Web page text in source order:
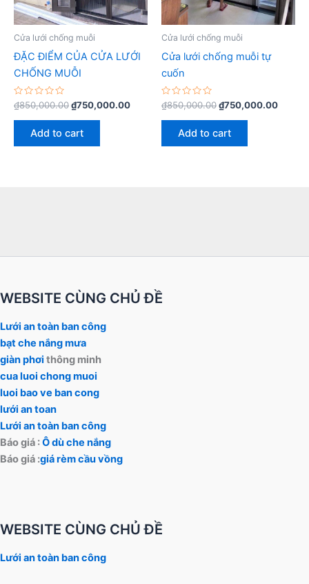
Cửa lưới chống muỗi
ĐẶC ĐIỂM CỦA CỬA LƯỚI
CHỐNG MUỖI
Rated
0
out
₫850,000.00₫750,000.00
Add to cart
Cửa lưới chống muỗi
Cửa lưới chống muỗi tự
cuốn
Rated
0
out
₫850,000.00₫750,000.00
Add to cart
WEBSITE CÙNG CHỦ ĐỀ
Lưới an toàn ban công
bạt che nắng mưa
giàn phơi thông minh
cua luoi chong muoi
luoi bao ve ban cong
lưới an toan
Lưới an toàn ban công
Báo giá :Ô dù che nắng
Báo giá :giá rèm cầu vồng
WEBSITE CÙNG CHỦ ĐỀ
Lưới an toàn ban công